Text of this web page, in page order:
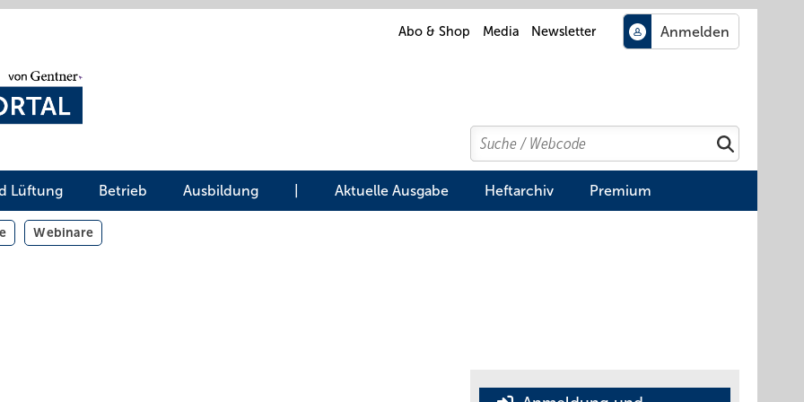
Abo & Shop Media Newsletter
Search
Suchen
Lüftung Betrieb Ausbildung Aktuelle Ausgabe Heftarchiv Premium
Webinare